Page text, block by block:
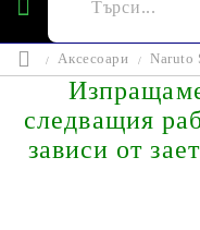
Аксесоари Naruto
следващия
зависи от